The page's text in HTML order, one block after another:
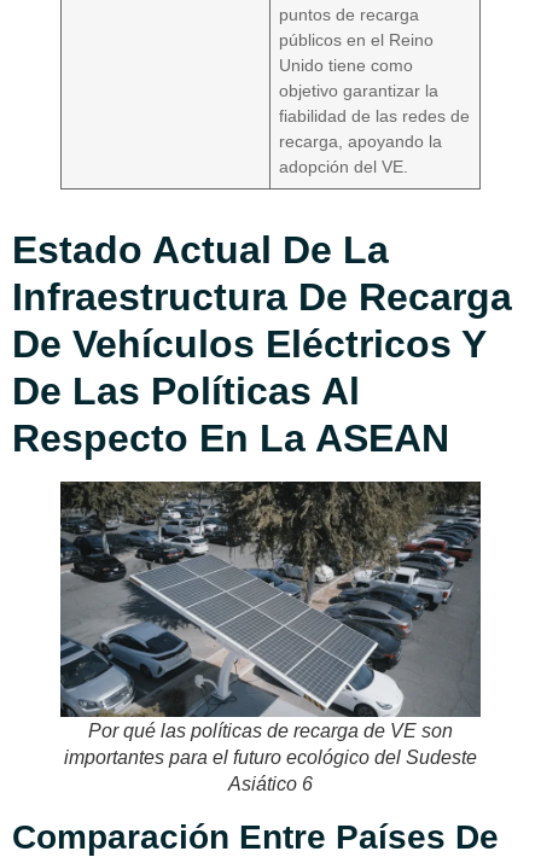
puntos de recarga
públicos en el Reino
Unido tiene como
objetivo garantizar la
fiabilidad de las redes de
recarga, apoyando la
adopción del VE.
Estado Actual De La
Infraestructura De Recarga
De Vehículos Eléctricos Y
De Las Políticas Al
Respecto En La ASEAN
Por qué las políticas de recarga de VE son
importantes para el futuro ecológico del Sudeste
Asiático 6
Comparación Entre Países De